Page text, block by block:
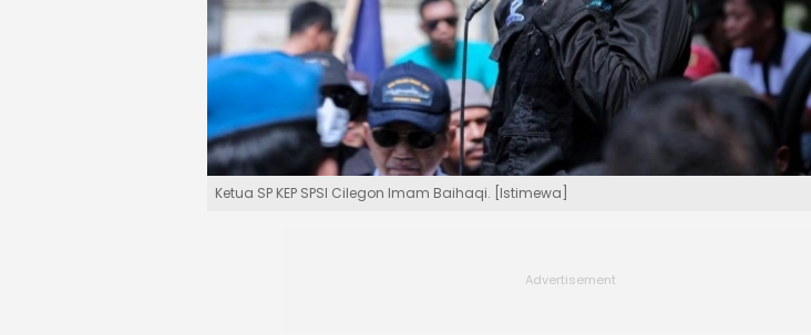
Ketua SP KEP SPSI Cilegon Imam Baihaqi. [Istimewa]